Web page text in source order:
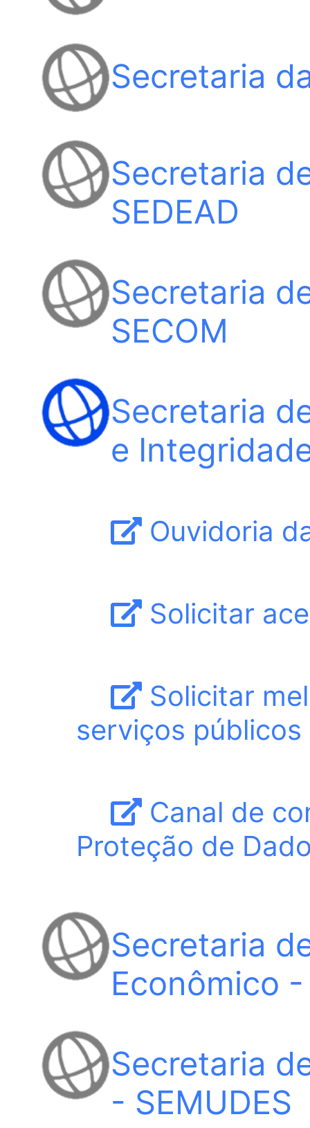
Secretaria
Secretaria
SEDEAD
Secretaria
SECOM
Secretaria
e
Ouvidoria
Solicitar
Solicitar
serviços
Canal de
Proteção de
Secretaria
Econômico -
Secretaria
- SEMUDES